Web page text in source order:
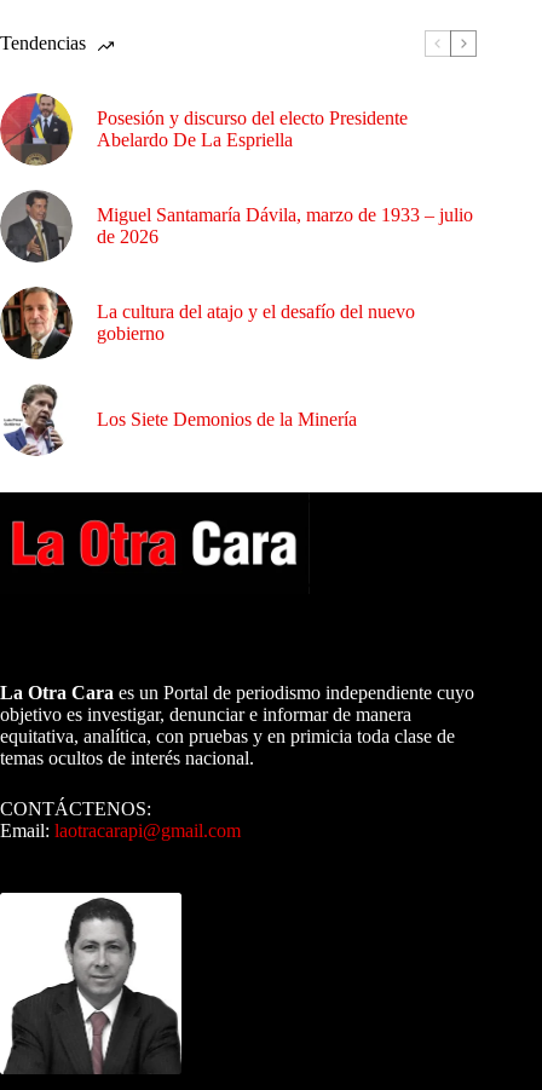
Tendencias
Posesión y discurso del electo Presidente
Abelardo De La Espriella
Miguel Santamaría Dávila, marzo de 1933 – julio
de 2026
La cultura del atajo y el desafío del nuevo
gobierno
Los Siete Demonios de la Minería
La Otra Cara es un Portal de periodismo independiente cuyo
objetivo es investigar, denunciar e informar de manera
equitativa, analítica, con pruebas y en primicia toda clase de
temas ocultos de interés nacional.
CONTÁCTENOS:
Email: laotracarapi@gmail.com